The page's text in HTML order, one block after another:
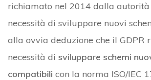
richiamato nel 2014 dalla autorità
necessità di sviluppare nuovi
alla ovvia deduzione che il GDPR
necessità di sviluppare schemi
compatibili con la norma ISO/IEC